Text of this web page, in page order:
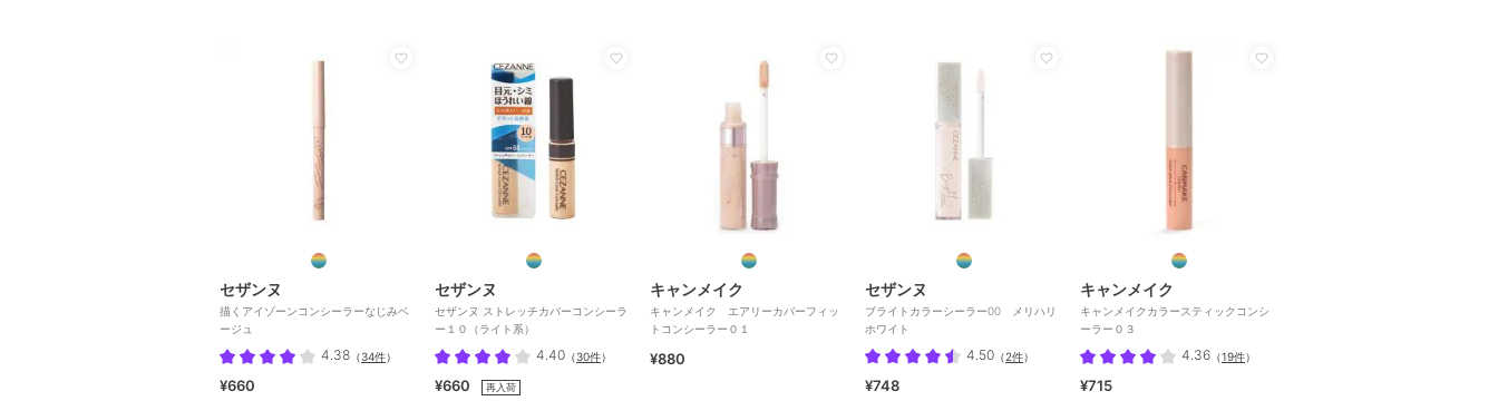
セザンヌ
描くアイゾーンコンシーラーなじみベ
ージュ
4.38 （34件）
¥660
セザンヌ
セザンヌ ストレッチカバーコンシーラ
ー１０（ライト系）
4.40 （30件）
¥660 再入荷
キャンメイク
キャンメイク エアリーカバーフィッ
トコンシーラー０１
¥880
セザンヌ
ブライトカラーシーラー00 メリハリ
ホワイト
4.50 （2件）
¥748
キャンメイク
キャンメイクカラースティックコンシ
ーラー０３
4.36 （19件）
¥715